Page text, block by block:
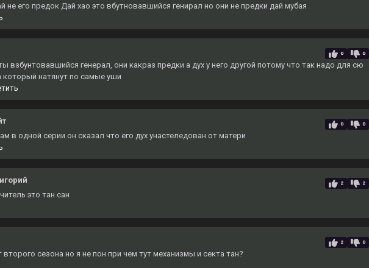
не его предок Дай хао это вбутновавшийся генирал но они не предки дай мубая
0 0
взбунтовавшийся генерал, они какраз предки а дух у него другой потому что так надо для сю
который натянут по самые уши
0 0
в одной серии он сказал что его дух унастеледован от матери
2 2
это тан сан
2 0
сезона но я не пон при чем тут механизмы и секта тан?